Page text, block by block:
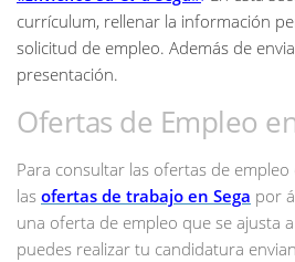
currículum, rellenar la información
solicitud de empleo. Además de
presentación.
Ofertas de Empleo
Para consultar las ofertas de
las ofertas de trabajo en Sega por
una oferta de empleo que se ajusta
puedes realizar tu candidatura